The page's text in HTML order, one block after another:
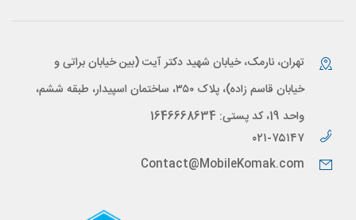
تهران، نارمک، خیابان شهید دکتر آیت (بین خیابان براتی و
خیابان قاسم زاده)، پلاک ۳۵۰، ساختمان اسپیدار، طبقه ششم،
واحد 19، کد پستی: 1646668634
۰۲۱-۷۵۱۴۷
Contact@MobileKomak.com